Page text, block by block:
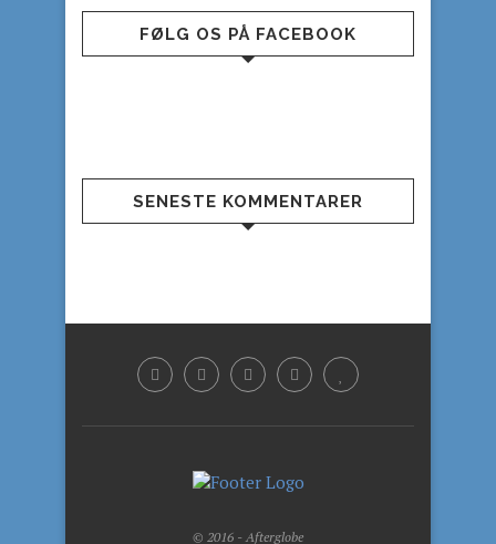
FØLG OS PÅ FACEBOOK
SENESTE KOMMENTARER
© 2016 - Afterglobe